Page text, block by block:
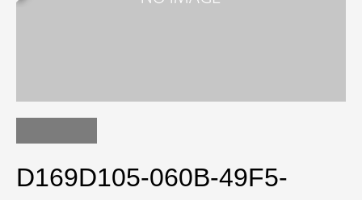
D169D105-060B-49F5-